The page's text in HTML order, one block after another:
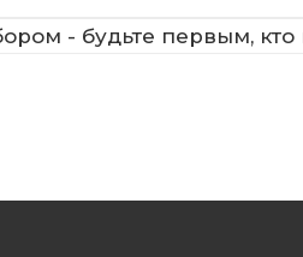
- будьте первым,